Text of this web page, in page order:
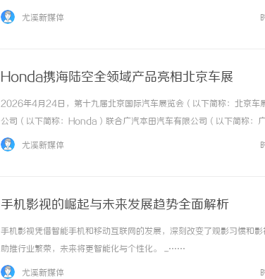
尤溪新媒体
Honda携海陆空全领域产品亮相北京车展
2026年4月24日，第十九届北京国际汽车展览会（以下简称：北京车
公司（以下简称：Honda）联合广汽本田汽车有限公司（以下简称：
简称：东风Honda），携海陆空全领域产品亮相首都国际会展中心
尤溪新媒体
手机影视的崛起与未来发展趋势全面解析
手机影视凭借智能手机和移动互联网的发展，深刻改变了观影习惯和
助推行业繁荣，未来将更智能化与个性化。 ...……
尤溪新媒体